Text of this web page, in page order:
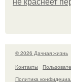
не краснеет
© 2026 Дачная жизнь
Контакты
Политика